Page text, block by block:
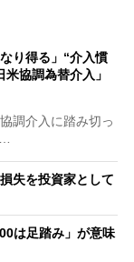
り得る」“介入慣
協調為替介入」
調介入に踏み切っ
失を投資家として
は足踏み」が意味